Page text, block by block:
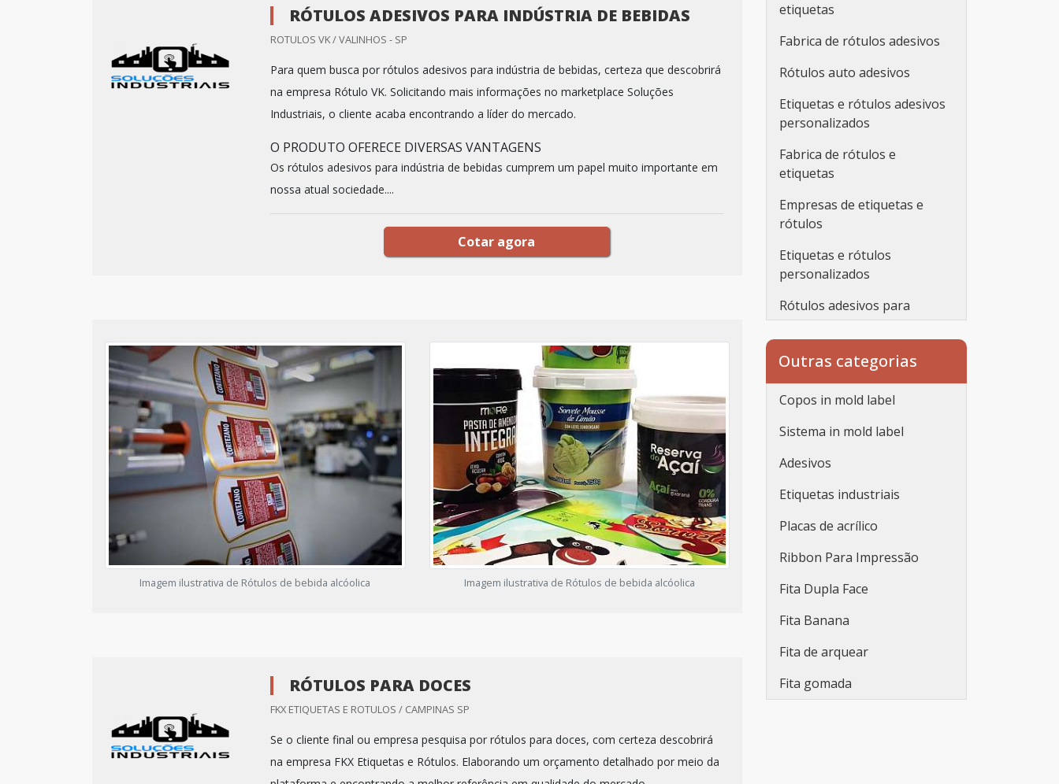
RÓTULOS ADESIVOS PARA INDÚSTRIA DE BEBIDAS
ROTULOS VK / VALINHOS - SP
Para quem busca por rótulos adesivos para indústria de bebidas, certeza que descobrirá
na empresa Rótulo VK. Solicitando mais informações no marketplace Soluções
Industriais, o cliente acaba encontrando a líder do mercado.
O PRODUTO OFERECE DIVERSAS VANTAGENS
Os rótulos adesivos para indústria de bebidas cumprem um papel muito importante em
nossa atual sociedade....
Cotar agora
Imagem ilustrativa de Rótulos de bebida alcóolica Imagem ilustrativa de Rótulos de bebida alcóolica
RÓTULOS PARA DOCES
FKX ETIQUETAS E ROTULOS / CAMPINAS SP
Se o cliente final ou empresa pesquisa por rótulos para doces, com certeza descobrirá
na empresa FKX Etiquetas e Rótulos. Elaborando um orçamento detalhado por meio da
etiquetas
Fabrica de rótulos adesivos
Rótulos auto adesivos
Etiquetas e rótulos adesivos
personalizados
Fabrica de rótulos e
etiquetas
Empresas de etiquetas e
rótulos
Etiquetas e rótulos
personalizados
Rótulos adesivos para
embalagens
Rótulos adesivos
Rótulos personalizados
adesivos
Rótulos plásticos adesivos
Rótulos adesivos e etiquetas
Rótulos adesivos para
Empresa fabricante de
rótulos
Fabricantes de rótulos
adesivos
Outras categorias
Copos in mold label
Sistema in mold label
Adesivos
Etiquetas industriais
Placas de acrílico
Ribbon Para Impressão
Fita Dupla Face
Fita Banana
Fita de arquear
Fita gomada